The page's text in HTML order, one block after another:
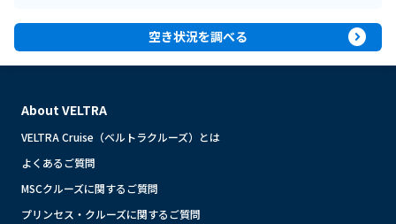
空き状況を調べる expand_circle_right
About VELTRA
VELTRA Cruise（ベルトラクルーズ）とは
よくあるご質問
MSCクルーズに関するご質問
プリンセス・クルーズに関するご質問